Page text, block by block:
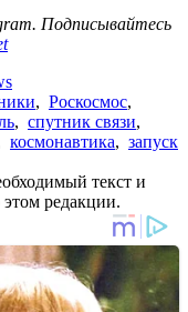
Подписывайтесь
, Роскосмос,
, спутник связи,
космонавтика, запуск
текст и
редакции.